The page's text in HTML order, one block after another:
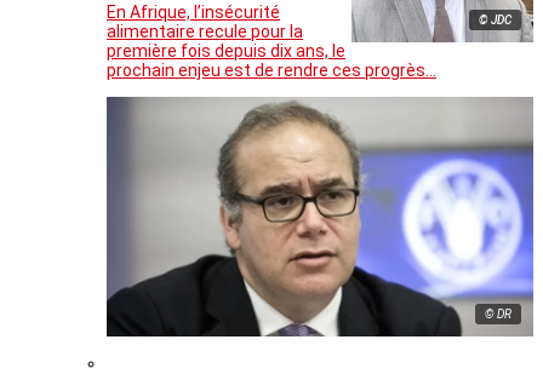
© JDC
En Afrique, l’insécurité
alimentaire recule pour la
première fois depuis dix ans, le
prochain enjeu est de rendre ces progrès…
© DR